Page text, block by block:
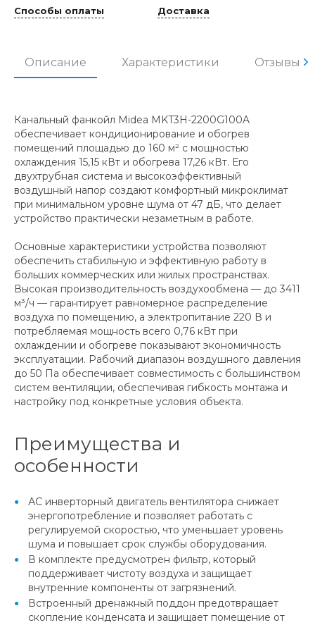
Способы оплаты Доставка
Описание Характеристики Отзывы
Канальный фанкойл Midea MKT3H-2200G100A
обеспечивает кондиционирование и обогрев
помещений площадью до 160 м² с мощностью
охлаждения 15,15 кВт и обогрева 17,26 кВт. Его
двухтрубная система и высокоэффективный
воздушный напор создают комфортный микроклимат
при минимальном уровне шума от 47 дБ, что делает
устройство практически незаметным в работе.
Основные характеристики устройства позволяют
обеспечить стабильную и эффективную работу в
больших коммерческих или жилых пространствах.
Высокая производительность воздухообмена — до 3411
м³/ч — гарантирует равномерное распределение
воздуха по помещению, а электропитание 220 В и
потребляемая мощность всего 0,76 кВт при
охлаждении и обогреве показывают экономичность
эксплуатации. Рабочий диапазон воздушного давления
до 50 Па обеспечивает совместимость с большинством
систем вентиляции, обеспечивая гибкость монтажа и
настройку под конкретные условия объекта.
Преимущества и
особенности
АС инверторный двигатель вентилятора снижает
энергопотребление и позволяет работать с
регулируемой скоростью, что уменьшает уровень
шума и повышает срок службы оборудования.
В комплекте предусмотрен фильтр, который
поддерживает чистоту воздуха и защищает
внутренние компоненты от загрязнений.
Встроенный дренажный поддон предотвращает
скопление конденсата и защищает помещение от